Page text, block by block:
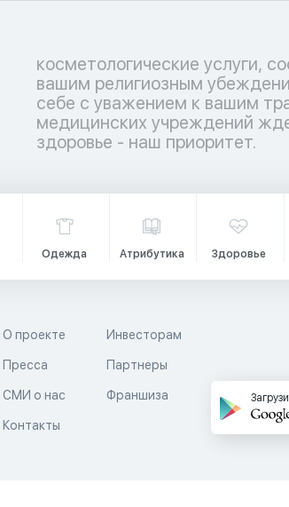
здоровье - наш приоритет.
Одежда Атрибутика Здоровье
О проекте
Пресса
СМИ о нас
Контакты
Инвесторам
Партнеры
Франшиза